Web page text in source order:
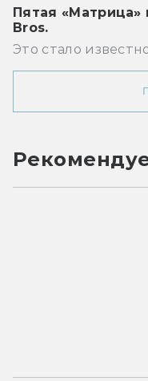
Пятая
Bros.
Это стало